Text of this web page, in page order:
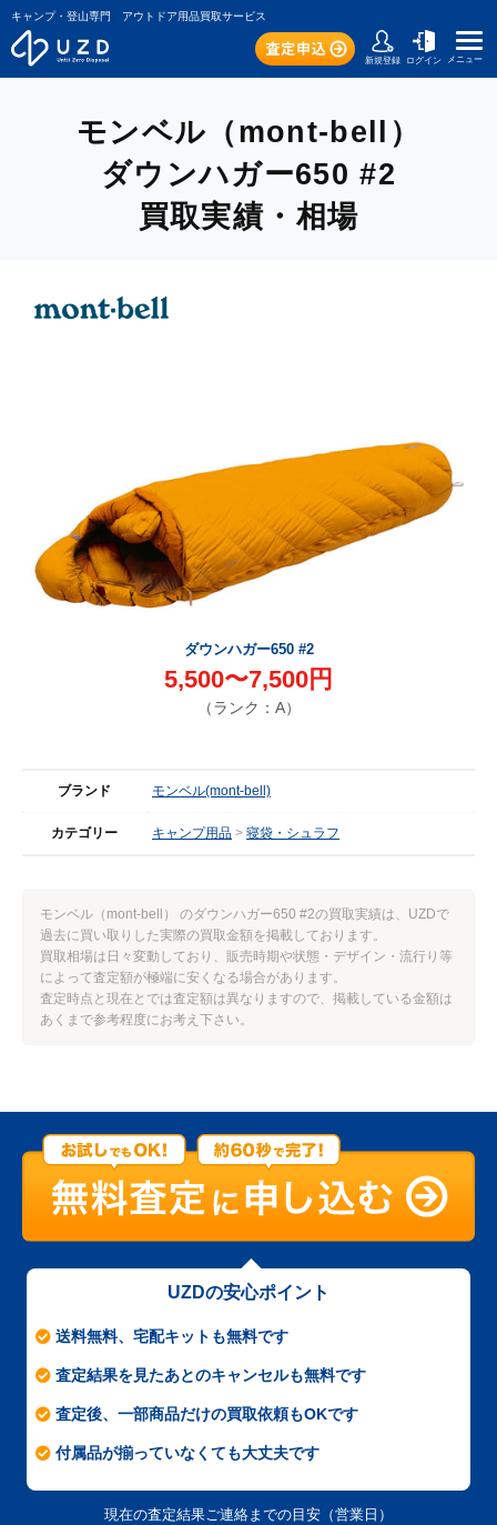
キャンプ・登山専門 アウトドア用品買取サービス
新規登録 ログイン メニュー
モンベル（mont-bell）
ダウンハガー650 #2
買取実績・相場
ダウンハガー650 #2
5,500〜7,500円
（ランク：A）
ブランド モンベル(mont-bell)
カテゴリー キャンプ用品 寝袋・シュラフ
モンベル（mont-bell） のダウンハガー650 #2の買取実績は、UZDで
過去に買い取りした実際の買取金額を掲載しております。
買取相場は日々変動しており、販売時期や状態・デザイン・流行り等
によって査定額が極端に安くなる場合があります。
査定時点と現在とでは査定額は異なりますので、掲載している金額は
あくまで参考程度にお考え下さい。
UZDの安心ポイント
送料無料、宅配キットも無料です
査定結果を見たあとのキャンセルも無料です
査定後、一部商品だけの買取依頼もOKです
付属品が揃っていなくても大丈夫です
現在の査定結果ご連絡までの目安（営業日）